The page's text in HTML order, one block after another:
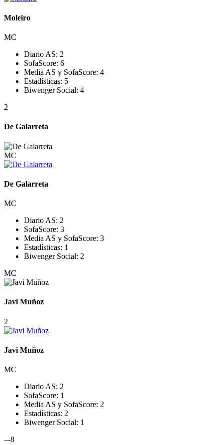
Moleiro
MC
Diario AS: 2
SofaScore: 6
Media AS y SofaScore: 4
Estadísticas: 5
Biwenger Social: 4
2
De Galarreta
MC
De Galarreta
MC
Diario AS: 2
SofaScore: 3
Media AS y SofaScore: 3
Estadísticas: 1
Biwenger Social: 2
MC
Javi Muñoz
2
Javi Muñoz
MC
Diario AS: 2
SofaScore: 1
Media AS y SofaScore: 2
Estadísticas: 2
Biwenger Social: 1
–-8